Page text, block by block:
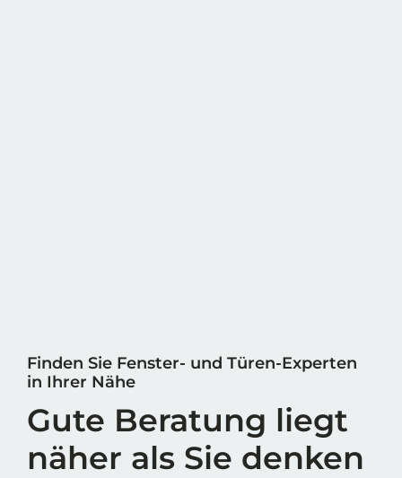
Finden Sie Fenster- und Türen-Experten
in Ihrer Nähe
Gute Beratung liegt
näher als Sie denken